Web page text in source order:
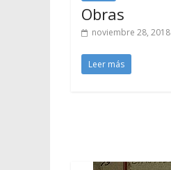
Obras
noviembre 28, 2018
Leer más